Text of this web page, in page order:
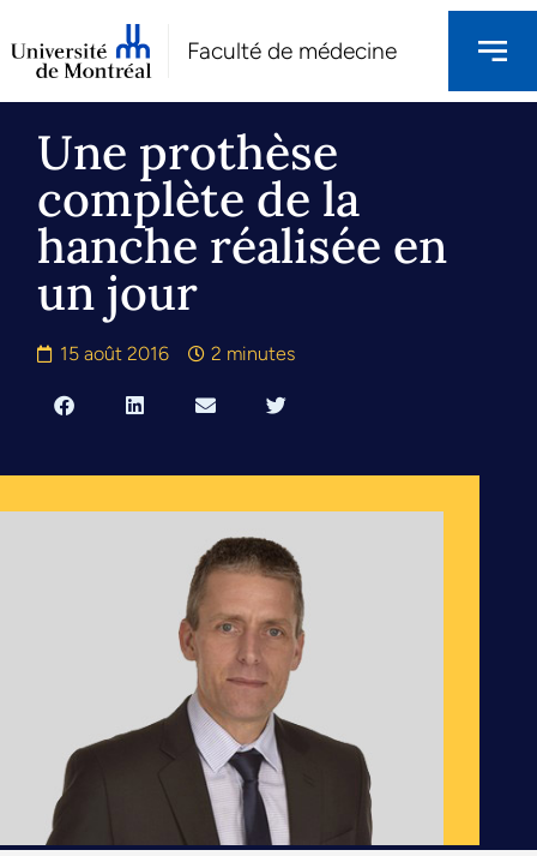
Faculté de médecine
Une prothèse
complète de la
hanche réalisée en
un jour
15 août 2016 2 minutes